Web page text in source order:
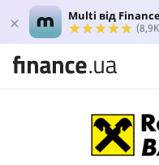
Multi від